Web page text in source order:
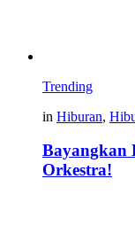
Trending
in Hiburan,
Bayangkan
Orkestra!